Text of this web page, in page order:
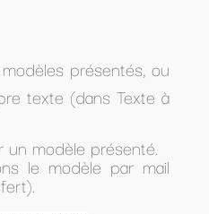
présentés, ou
texte (dans Texte à
un modèle présenté.
le modèle par mail